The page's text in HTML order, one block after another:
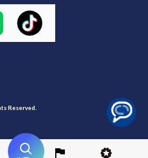
Reserved.